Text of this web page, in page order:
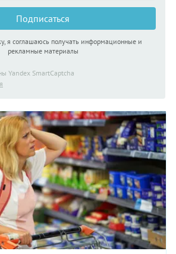
Подписаться
я соглашаюсь получать информационные и
рекламные материалы
Yandex SmartCaptcha